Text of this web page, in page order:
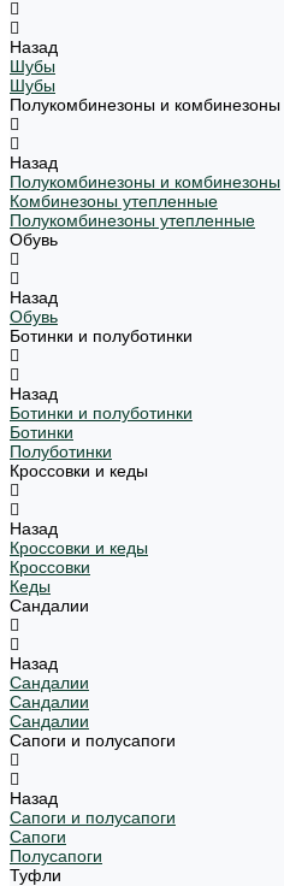
Назад
Шубы
Шубы
Полукомбинезоны и комбинезоны
Назад
Полукомбинезоны и комбинезоны
Комбинезоны утепленные
Полукомбинезоны утепленные
Обувь
Назад
Обувь
Ботинки и полуботинки
Назад
Ботинки и полуботинки
Ботинки
Полуботинки
Кроссовки и кеды
Назад
Кроссовки и кеды
Кроссовки
Кеды
Сандалии
Назад
Сандалии
Сандалии
Сандалии
Сапоги и полусапоги
Назад
Сапоги и полусапоги
Сапоги
Полусапоги
Туфли